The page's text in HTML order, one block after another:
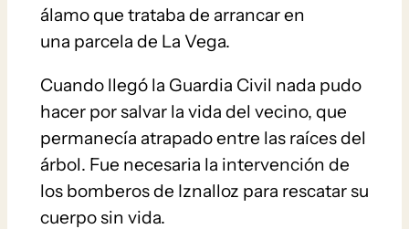
álamo que trataba de arrancar en
una parcela de La Vega.
Cuando llegó la Guardia Civil nada pudo
hacer por salvar la vida del vecino, que
permanecía atrapado entre las raíces del
árbol. Fue necesaria la intervención de
los bomberos de Iznalloz para rescatar su
cuerpo sin vida.